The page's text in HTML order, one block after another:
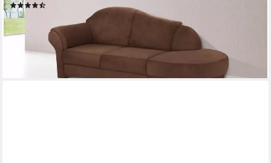
849,99 € 1.379,00 €
-38%
lieferbar in 5 Wochen